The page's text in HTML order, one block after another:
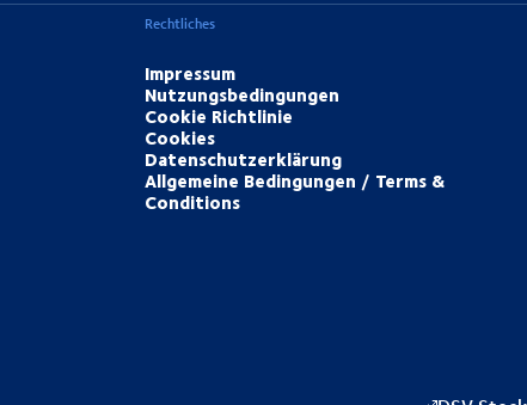
Rechtliches
Impressum
Nutzungsbedingungen
Cookie Richtlinie
Cookies
Datenschutzerklärung
Allgemeine Bedingungen / Terms &
Conditions